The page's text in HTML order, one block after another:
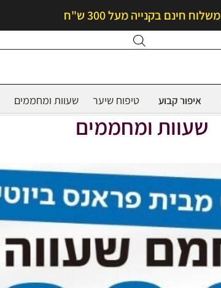
משלוח חינם בקנייה מעל 300 ש"ח
איפור קבוע טיפוח שיער שעוות ומחממים
שעוות ומחממים